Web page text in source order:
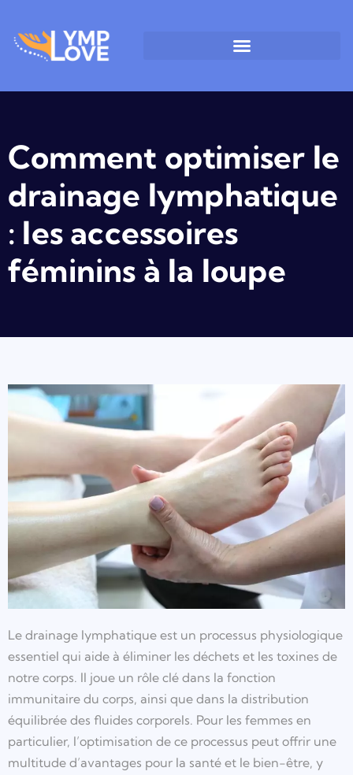
Comment optimiser le
drainage lymphatique
: les accessoires
féminins à la loupe
Le drainage lymphatique est un processus physiologique
essentiel qui aide à éliminer les déchets et les toxines de
notre corps. Il joue un rôle clé dans la fonction
immunitaire du corps, ainsi que dans la distribution
équilibrée des fluides corporels. Pour les femmes en
particulier, l’optimisation de ce processus peut offrir une
multitude d’avantages pour la santé et le bien-être, y